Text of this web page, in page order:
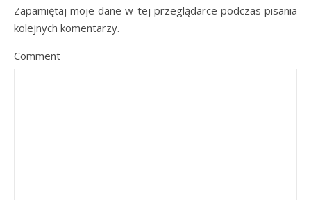
Zapamiętaj moje dane w tej przeglądarce podczas pisania
kolejnych komentarzy.
Comment